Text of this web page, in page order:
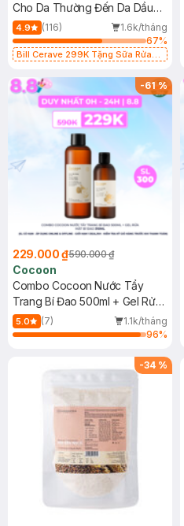
Cho Da Thường Đến Da Dầu
473ml
4.9 (116)
1.6k/tháng
67%
Bill Cerave 299K Tặng Sữa Rửa
-61%
229.000 ₫590.000 ₫
Cocoon
Combo Cocoon Nước Tẩy
Trang Bí Đao 500ml + Gel Rửa
Mặt Bí Đao 310ml
5.0 (7)
1.1k/tháng
96%
-34 %